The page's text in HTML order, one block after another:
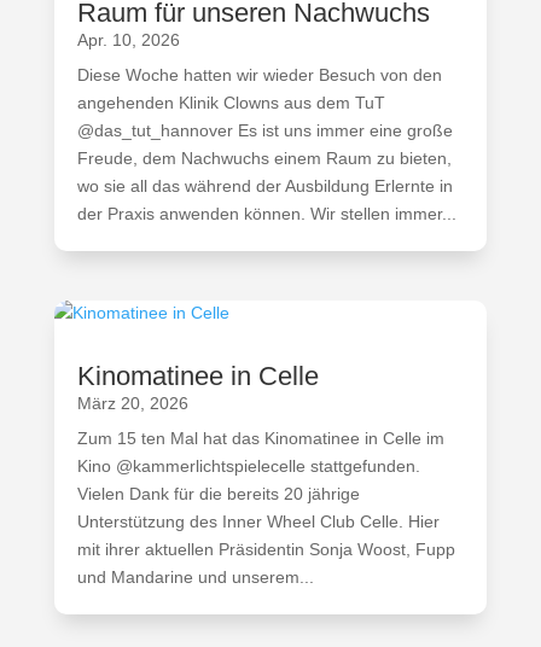
Raum für unseren Nachwuchs
Apr. 10, 2026
Diese Woche hatten wir wieder Besuch von den
angehenden Klinik Clowns aus dem TuT
@das_tut_hannover Es ist uns immer eine große
Freude, dem Nachwuchs einem Raum zu bieten,
wo sie all das während der Ausbildung Erlernte in
der Praxis anwenden können. Wir stellen immer...
Kinomatinee in Celle
März 20, 2026
Zum 15 ten Mal hat das Kinomatinee in Celle im
Kino @kammerlichtspielecelle stattgefunden.
Vielen Dank für die bereits 20 jährige
Unterstützung des Inner Wheel Club Celle. Hier
mit ihrer aktuellen Präsidentin Sonja Woost, Fupp
und Mandarine und unserem...